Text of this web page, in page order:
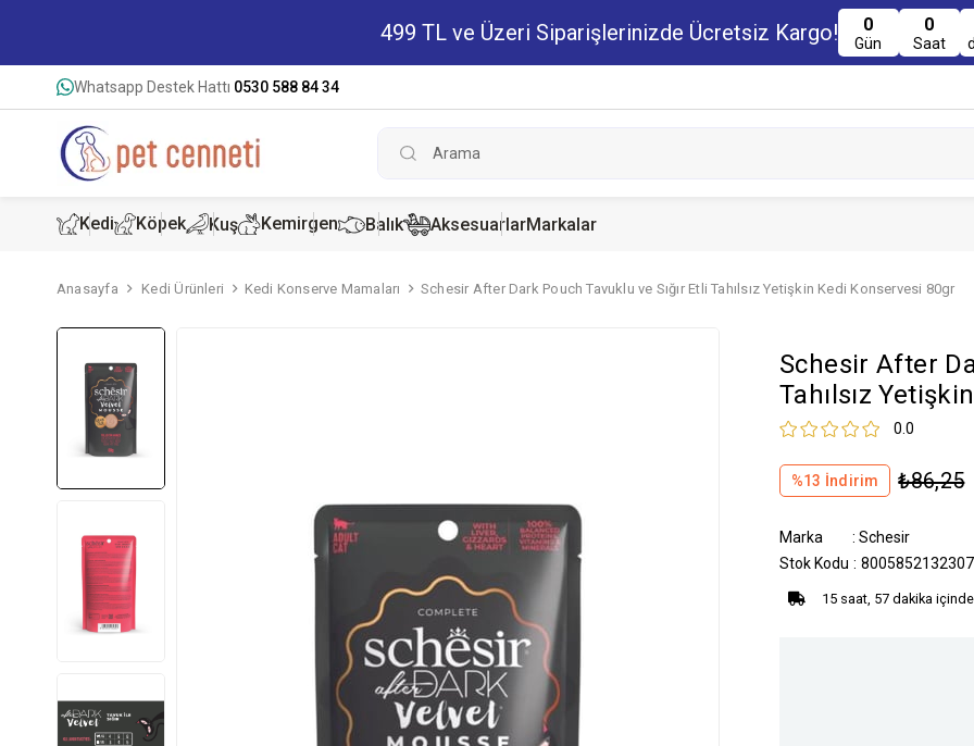
499 TL ve Üzeri Siparişlerinizde Ücretsiz Kargo! 0
Gün
0
Saat
Whatsapp Destek Hattı 0530 588 84 34
Kedi Köpek Kuş Kemirgen Balık AksesuarlarMarkalar
Anasayfa Kedi Ürünleri Kedi Konserve Mamaları Schesir After Dark Pouch Tavuklu ve Sığır Etli Tahılsız Yetişkin Kedi Konservesi 80gr
Schesir After
Tahılsız
0.0
%13 İndirim ₺86,25
Marka : Schesir
Stok Kodu
8005852132307
15 saat, 57 dakika